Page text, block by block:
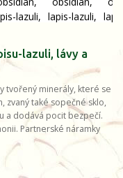
lazuli, lávy a
tvořený minerály, které se
zvaný také sopečné sklo,
a dodává pocit bezpečí.
Partnerské náramky